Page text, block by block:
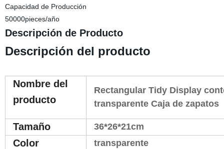
Capacidad de Producción
50000pieces/año
Descripción de Producto
Descripción del producto
Nombre del
producto
Rectangular Tidy Display
transparente Caja de zapatos
Tamaño 36*26*21cm
Color transparente